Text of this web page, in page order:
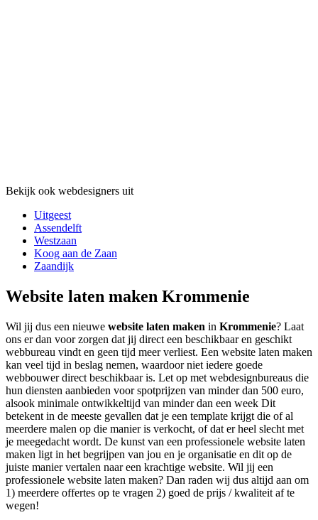
Bekijk ook webdesigners uit
Uitgeest
Assendelft
Westzaan
Koog aan de Zaan
Zaandijk
Website laten maken Krommenie
Wil jij dus een nieuwe website laten maken in Krommenie? Laat
ons er dan voor zorgen dat jij direct een beschikbaar en geschikt
webbureau vindt en geen tijd meer verliest. Een website laten maken
kan veel tijd in beslag nemen, waardoor niet iedere goede
webbouwer direct beschikbaar is. Let op met webdesignbureaus die
hun diensten aanbieden voor spotprijzen van minder dan 500 euro,
alsook minimale ontwikkeltijd van minder dan een week Dit
betekent in de meeste gevallen dat je een template krijgt die of al
meerdere malen op die manier is verkocht, of dat er heel slecht met
je meegedacht wordt. De kunst van een professionele website laten
maken ligt in het begrijpen van jou en je organisatie en dit op de
juiste manier vertalen naar een krachtige website. Wil jij een
professionele website laten maken? Dan raden wij dus altijd aan om
1) meerdere offertes op te vragen 2) goed de prijs / kwaliteit af te
wegen!